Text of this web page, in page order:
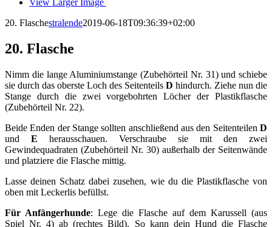
20. Flaschestralende2019-06-18T09:36:39+02:00
20. Flasche
Nimm die lange Aluminiumstange (Zubehörteil Nr. 31) und schiebe
sie durch das oberste Loch des Seitenteils D hindurch. Ziehe nun die
Stange durch die zwei vorgebohrten Löcher der Plastikflasche
(Zubehörteil Nr. 22).
Beide Enden der Stange sollten anschließend aus den Seitenteilen D
und E herausschauen. Verschraube sie mit den zwei
Gewindequadraten (Zubehörteil Nr. 30) außerhalb der Seitenwände
und platziere die Flasche mittig.
Lasse deinen Schatz dabei zusehen, wie du die Plastikflasche von
oben mit Leckerlis befüllst.
Für Anfängerhunde: Lege die Flasche auf dem Karussell (aus
Spiel Nr. 4) ab (rechtes Bild). So kann dein Hund die Flasche